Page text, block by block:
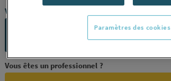
Vous avez un projet ?
Vous êtes un professionnel ?
Paramètres des cookies